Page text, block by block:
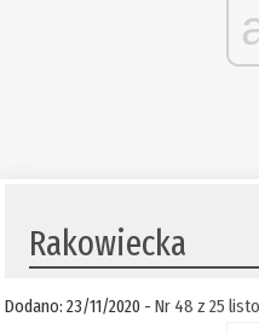
Rakowiecka
Dodano: 23/11/2020 -Nr 48 z 25